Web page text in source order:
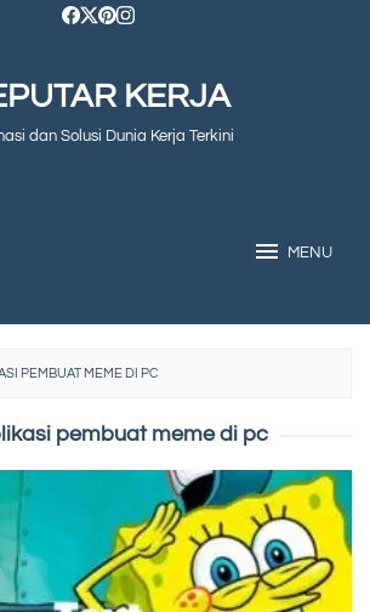
KERJA
dan Solusi Dunia Kerja Terkini
MENU
PEMBUAT MEME DI PC
pembuat meme di pc